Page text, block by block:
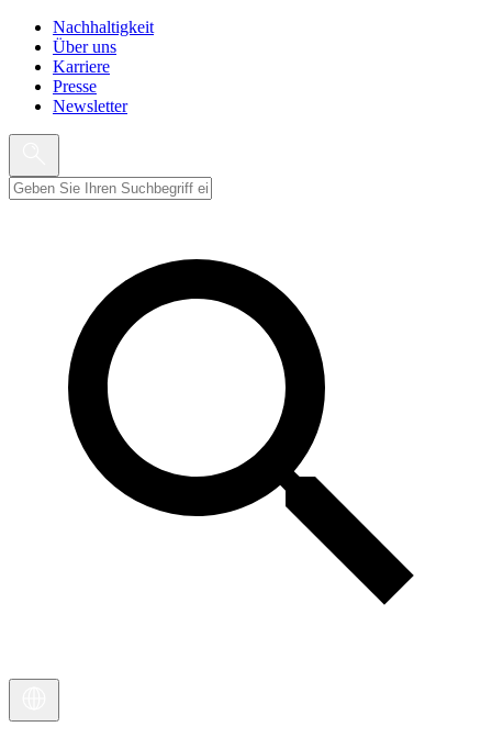
Nachhaltigkeit
Über uns
Karriere
Presse
Newsletter